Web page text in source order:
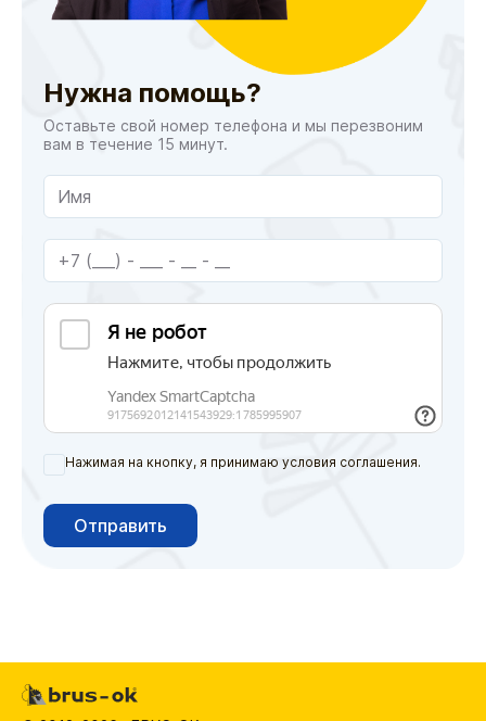
Нужна помощь?
Оставьте свой номер телефона и мы перезвоним
вам в течение 15 минут.
Нажимая на кнопку, я принимаю условия соглашения.
Отправить